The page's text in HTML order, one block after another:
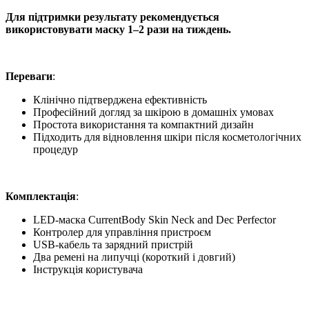
Для підтримки результату рекомендується
використовувати маску 1–2 рази на тиждень.
Переваги:
Клінічно підтверджена ефективність
Професійний догляд за шкірою в домашніх умовах
Простота використання та компактний дизайн
Підходить для відновлення шкіри після косметологічних
процедур
Комплектація:
LED-маска CurrentBody Skin Neck and Dec Perfector
Контролер для управління пристроєм
USB-кабель та зарядний пристрій
Два ремені на липучці (короткий і довгий)
Інструкція користувача